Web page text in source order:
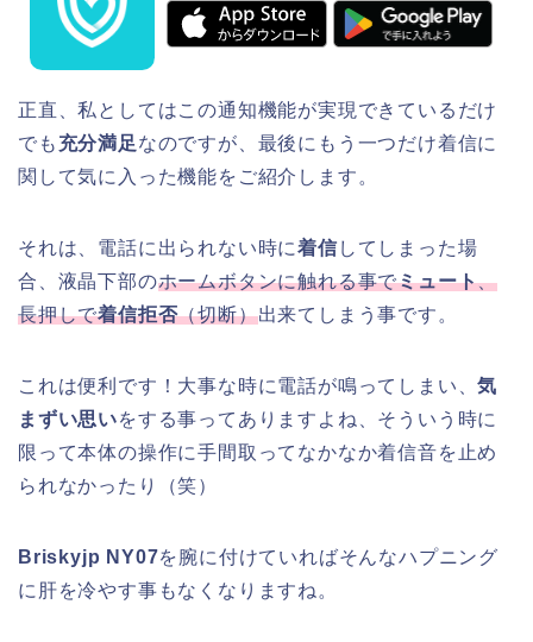
正直、私としてはこの通知機能が実現できているだけ
でも 充分満足 なのですが、最後にもう一つだけ着信に
関して気に入った機能をご紹介します。
それは、電話に出られない時に着信 してしまった場
合、液晶下部のホームボタンに触れる事でミュート、
長押しで着信拒否（切断）出来てしまう事です。
これは便利です！大事な時に電話が鳴ってしまい、気
まずい思いをする事ってありますよね、そういう時に
限って本体の操作に手間取ってなかなか着信音を止め
られなかったり（笑）
Briskyjp NY07を腕に付けていればそんなハプニング
に肝を冷やす事もなくなりますね。